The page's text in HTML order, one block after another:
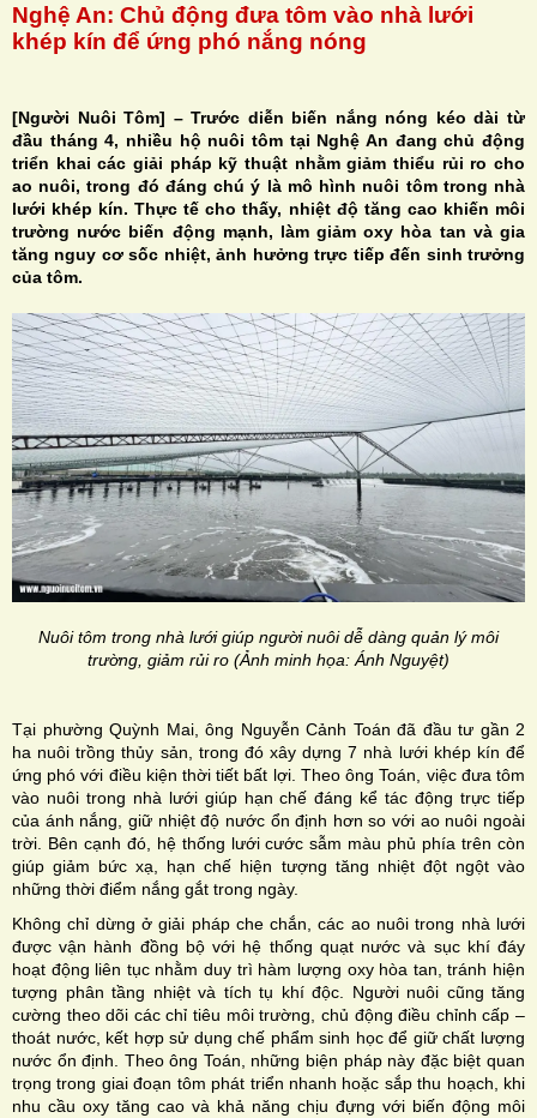
Nghệ An: Chủ động đưa tôm vào nhà lưới
khép kín để ứng phó nắng nóng
[Người Nuôi Tôm] – Trước diễn biến nắng nóng kéo dài từ
đầu tháng 4, nhiều hộ nuôi tôm tại Nghệ An đang chủ động
triển khai các giải pháp kỹ thuật nhằm giảm thiểu rủi ro cho
ao nuôi, trong đó đáng chú ý là mô hình nuôi tôm trong nhà
lưới khép kín. Thực tế cho thấy, nhiệt độ tăng cao khiến môi
trường nước biến động mạnh, làm giảm oxy hòa tan và gia
tăng nguy cơ sốc nhiệt, ảnh hưởng trực tiếp đến sinh trưởng
của tôm.
Nuôi tôm trong nhà lưới giúp người nuôi dễ dàng quản lý môi
trường, giảm rủi ro (Ảnh minh họa: Ánh Nguyệt)
Tại phường Quỳnh Mai, ông Nguyễn Cảnh Toán đã đầu tư gần 2
ha nuôi trồng thủy sản, trong đó xây dựng 7 nhà lưới khép kín để
ứng phó với điều kiện thời tiết bất lợi. Theo ông Toán, việc đưa tôm
vào nuôi trong nhà lưới giúp hạn chế đáng kể tác động trực tiếp
của ánh nắng, giữ nhiệt độ nước ổn định hơn so với ao nuôi ngoài
trời. Bên cạnh đó, hệ thống lưới cước sẫm màu phủ phía trên còn
giúp giảm bức xạ, hạn chế hiện tượng tăng nhiệt đột ngột vào
những thời điểm nắng gắt trong ngày.
Không chỉ dừng ở giải pháp che chắn, các ao nuôi trong nhà lưới
được vận hành đồng bộ với hệ thống quạt nước và sục khí đáy
hoạt động liên tục nhằm duy trì hàm lượng oxy hòa tan, tránh hiện
tượng phân tầng nhiệt và tích tụ khí độc. Người nuôi cũng tăng
cường theo dõi các chỉ tiêu môi trường, chủ động điều chỉnh cấp –
thoát nước, kết hợp sử dụng chế phẩm sinh học để giữ chất lượng
nước ổn định. Theo ông Toán, những biện pháp này đặc biệt quan
trọng trong giai đoạn tôm phát triển nhanh hoặc sắp thu hoạch, khi
nhu cầu oxy tăng cao và khả năng chịu đựng với biến động môi